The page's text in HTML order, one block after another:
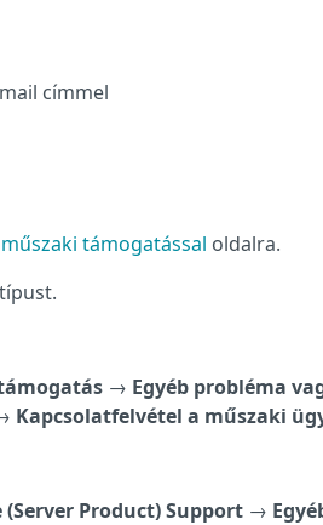
címmel
támogatással oldalra.
→ Egyéb probléma
Kapcsolatfelvétel a műszaki
Product) Support →